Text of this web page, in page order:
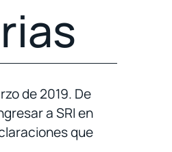
de 2019. De
a SRI en
que